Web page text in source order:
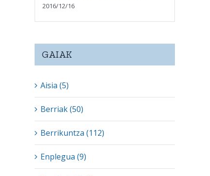
2016/12/16
GAIAK
Aisia (5)
Berriak (50)
Berrikuntza (112)
Enplegua (9)